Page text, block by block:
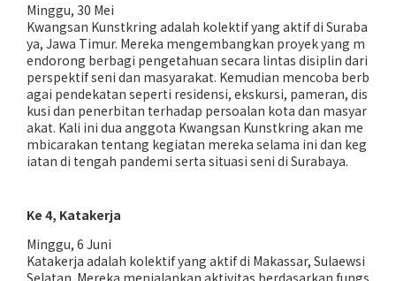
Minggu, 30 Mei
Kwangsan Kunstkring adalah kolektif yang aktif di Suraba
ya, Jawa Timur. Mereka mengembangkan proyek yang m
endorong berbagi pengetahuan secara lintas disiplin dari
perspektif seni dan masyarakat. Kemudian mencoba berb
agai pendekatan seperti residensi, ekskursi, pameran, dis
kusi dan penerbitan terhadap persoalan kota dan masyar
akat. Kali ini dua anggota Kwangsan Kunstkring akan me
mbicarakan tentang kegiatan mereka selama ini dan keg
iatan di tengah pandemi serta situasi seni di Surabaya.
Ke 4, Katakerja
Minggu, 6 Juni
Katakerja adalah kolektif yang aktif di Makassar, Sulaewsi